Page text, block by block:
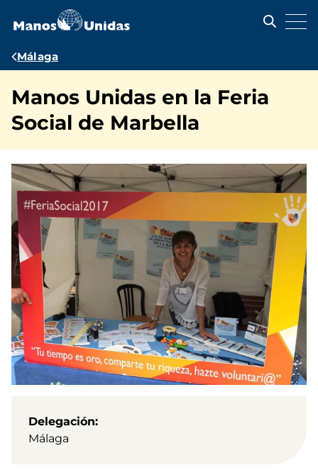
contenido
Ruta
navegación
Málaga
Manos Unidas en la Feria
Social de Marbella
Delegación
Málaga